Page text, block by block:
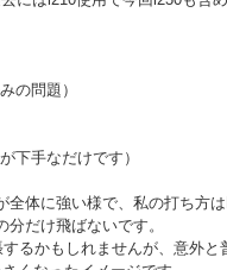
の問題）
手なだけです）
体に強い様で、私の打ち方
だけ飛ばないです。
るかもしれませんが、意外